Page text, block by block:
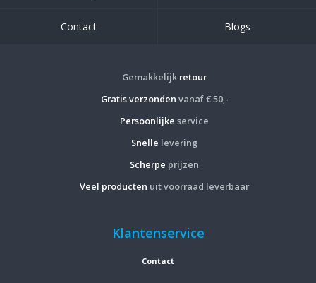
Contact Blogs
Gemakkelijk retour
Gratis verzonden vanaf € 50,-
Persoonlijke service
Snelle levering
Scherpe prijzen
Veel producten uit voorraad leverbaar
Klantenservice
Contact